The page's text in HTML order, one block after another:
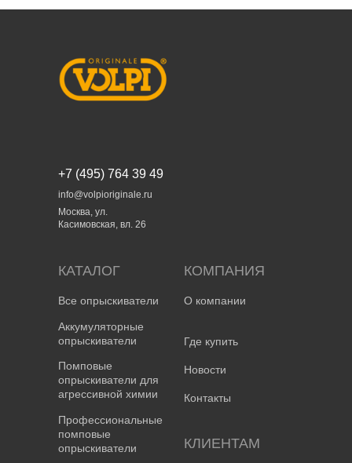
Профессиональный
ранцевый опрыскиватель
модель Volpi Record 95UG
Для садоводства, дезинсекции,
+7 (495) 764 39 49
info@volpioriginale.ru
Москва, ул.
Касимовская, вл. 26
КАТАЛОГ
Аккумуляторные
опрыскиватели
Помповые
опрыскиватели для
агрессивной химии
Профессиональные
помповые
опрыскиватели
КОМПАНИЯ
О компании
Где купить
Новости
Контакты
КЛИЕНТАМ
Все опрыскиватели